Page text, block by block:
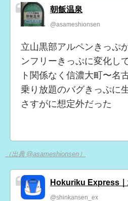
朝飯温泉
@asameshionsen
立山黒部アルペンきっぷ
ンフリーきっぷに変化し
ト関係なく信濃大町〜名
乗り放題のバグきっぷに
さすがに想定外だった
（出典 @asameshionsen）
Hokuriku Express｜
@shinkansen_ex